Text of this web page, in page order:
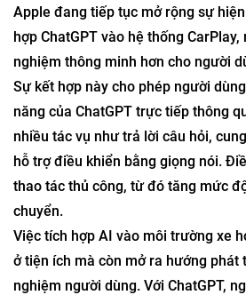
Apple đang tiếp tục mở rộng sự
hợp ChatGPT vào hệ thống CarPlay,
nghiệm thông minh hơn cho người
Sự kết hợp này cho phép người
năng của ChatGPT trực tiếp thông
nhiều tác vụ như trả lời câu hỏi,
hỗ trợ điều khiển bằng giọng nói.
thao tác thủ công, từ đó tăng mức
chuyển.
Việc tích hợp AI vào môi trường xe
ở tiện ích mà còn mở ra hướng phát
nghiệm người dùng. Với ChatGPT,